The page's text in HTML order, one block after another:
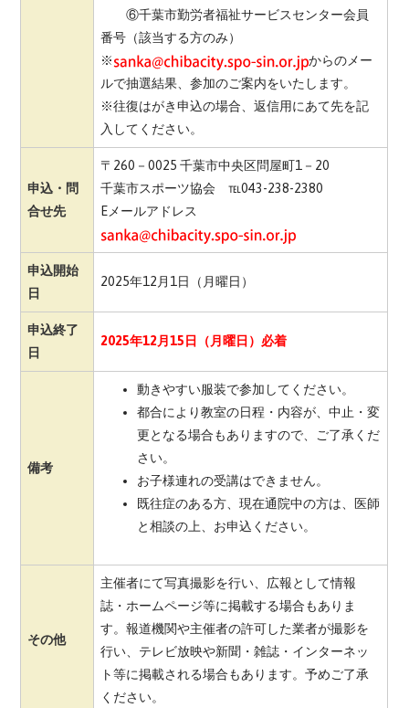
⑥千葉市勤労者福祉サービスセンター会員
番号（該当する方のみ）
※
からのメー
ルで抽選結果、参加のご案内をいたします。
※往復はがき申込の場合、返信用にあて先を記
入してください。
申込・問
合せ先
〒260－0025 千葉市中央区問屋町1－20
千葉市スポーツ協会 ℡043-238-2380
Eメールアドレス
申込開始
日
2025年12月1日（月曜日）
申込終了
日
2025年12月15日（月曜日）必着
備考
動きやすい服装で参加してください。
都合により教室の日程・内容が、中止・変
更となる場合もありますので、ご了承くだ
さい。
お子様連れの受講はできません。
既往症のある方、現在通院中の方は、医師
と相談の上、お申込ください。
その他
主催者にて写真撮影を行い、広報として情報
誌・ホームページ等に掲載する場合もありま
す。報道機関や主催者の許可した業者が撮影を
行い、テレビ放映や新聞・雑誌・インターネッ
ト等に掲載される場合もあります。予めご了承
ください。